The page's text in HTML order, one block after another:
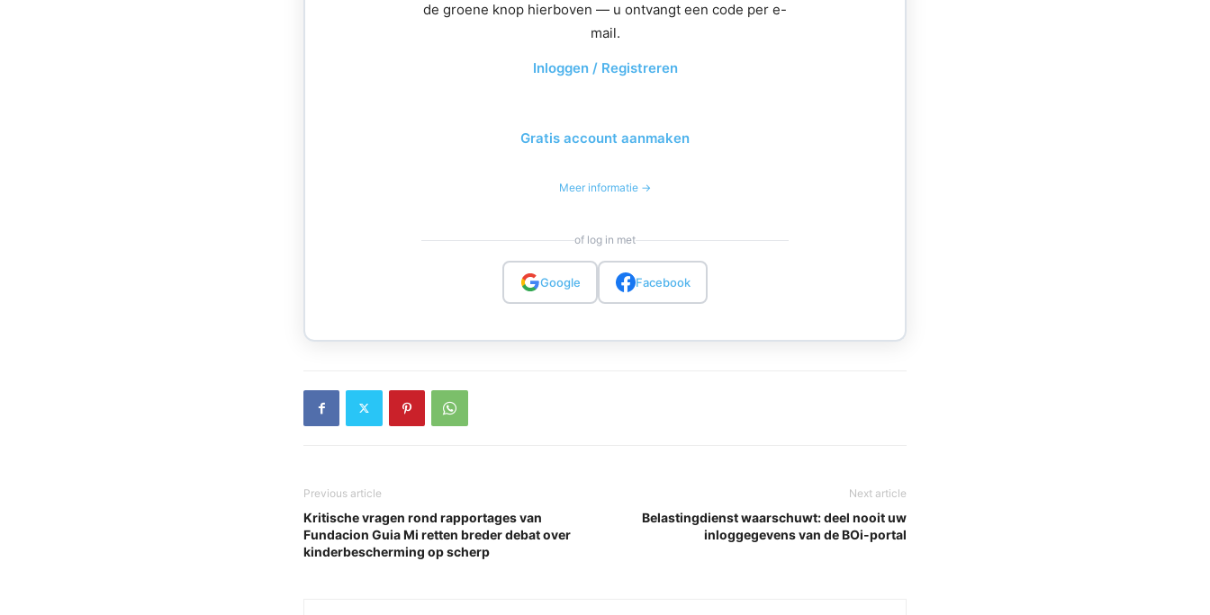
de groene knop hierboven — u ontvangt een code per e-
mail.
Inloggen / Registreren
Gratis account aanmaken
Meer informatie →
of log in met
Google Facebook
Previous article
Kritische vragen rond rapportages van
Fundacion Guia Mi retten breder debat over
kinderbescherming op scherp
Next article
Belastingdienst waarschuwt: deel nooit uw
inloggegevens van de BOi-portal